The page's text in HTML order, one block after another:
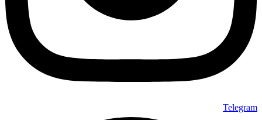
Telegram